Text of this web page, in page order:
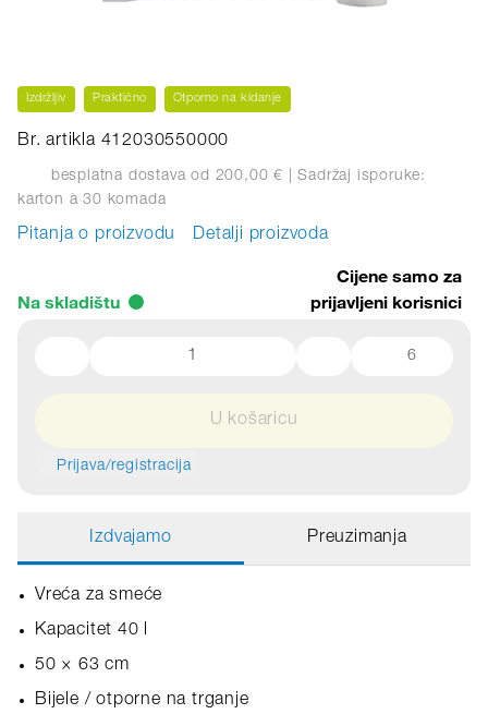
Izdržljiv Praktično Otporno na kidanje
Br. artikla 412030550000
besplatna dostava od 200,00 € | Sadržaj isporuke:
karton à 30 komada
Pitanja o proizvodu Detalji proizvoda
Na skladištu
Cijene samo za
prijavljeni korisnici
6
U košaricu
Prijava/registracija
Izdvajamo Preuzimanja
Vreća za smeće
Kapacitet 40 l
50 × 63 cm
Bijele / otporne na trganje